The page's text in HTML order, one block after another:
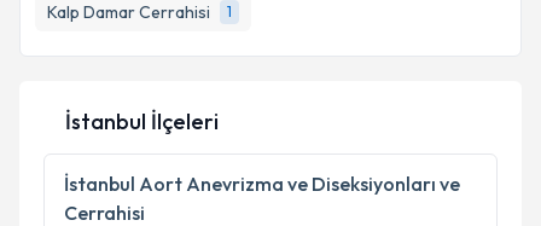
Kalp Damar Cerrahisi
1
E-posta Adresiniz
Kişisel verilerimin işlenmesine ilişkinAydınlatma
Metni
'ni okudum ve kişisel verilerimin belirtilen
kapsamda işlenmesini kabul ediyorum.
İstanbul İlçeleri
İstanbul Aort Anevrizma ve Diseksiyonları ve
Cerrahisi